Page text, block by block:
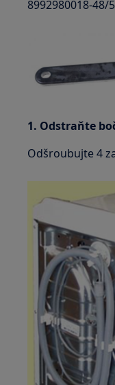
8992980018-
1. Odstraňte
Odšroubujte 4